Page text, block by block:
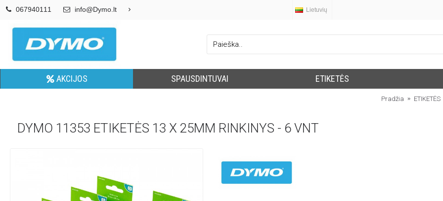
067940111 info@Dymo.lt Lietuvių
AKCIJOS SPAUSDINTUVAI ETIKETĖS
Pradžia ETIKETĖS
DYMO 11353 ETIKETĖS 13 X 25MM RINKINYS - 6 VNT